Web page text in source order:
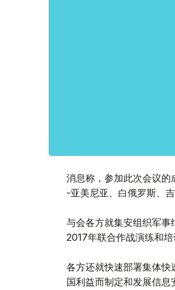
消息称，参加此次会议
-亚美尼亚、白俄罗斯、
与会各方就集安组织军
2017年联合作战演练和培
各方还就快速部署集体
国利益而制定和发展信